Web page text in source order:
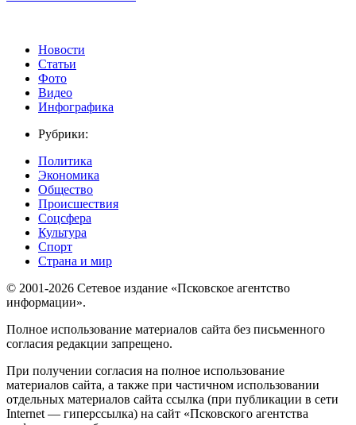
Новости
Статьи
Фото
Видео
Инфографика
Рубрики:
Политика
Экономика
Общество
Происшествия
Соцсфера
Культура
Спорт
Страна и мир
© 2001-2026 Сетевое издание «Псковское агентство
информации».
Полное использование материалов сайта без письменного
согласия редакции запрещено.
При получении согласия на полное использование
материалов сайта, а также при частичном использовании
отдельных материалов сайта ссылка (при публикации в сети
Internet — гиперссылка) на сайт «Псковского агентства